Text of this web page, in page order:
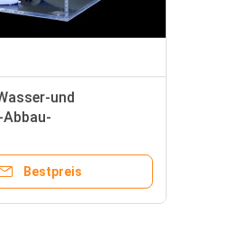
und
PMMA
Bestpreis